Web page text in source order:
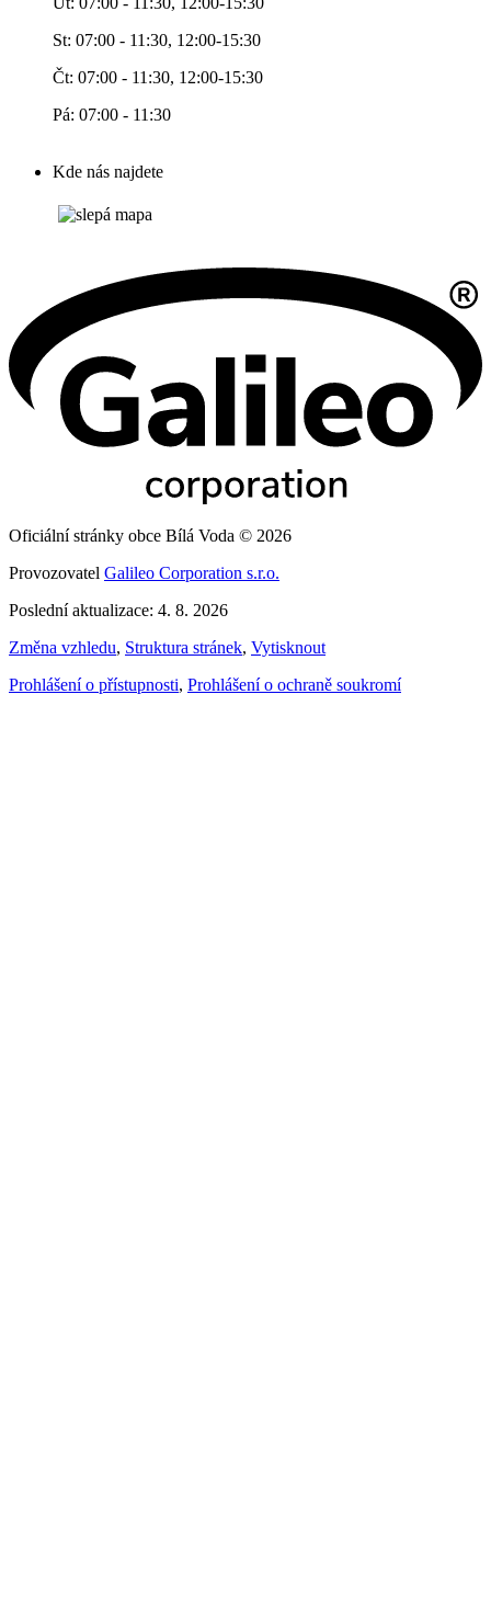
St: 07:00 - 11:30, 12:00-15:30
Čt: 07:00 - 11:30, 12:00-15:30
Pá: 07:00 - 11:30
Kde nás najdete
Oficiální stránky obce Bílá Voda © 2026
Provozovatel Galileo Corporation s.r.o.
Poslední aktualizace: 4. 8. 2026
Změna vzhledu, Struktura stránek, Vytisknout
Prohlášení o přístupnosti, Prohlášení o ochraně soukromí